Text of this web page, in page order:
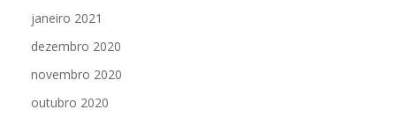
janeiro 2021
dezembro 2020
novembro 2020
outubro 2020